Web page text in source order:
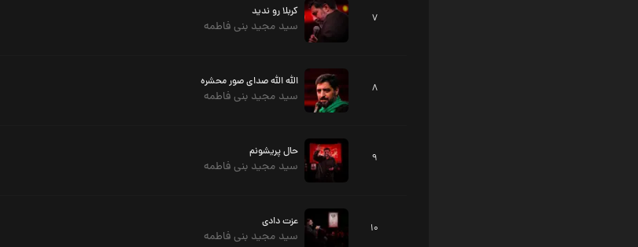
7 کربلا رو ندید
سید مجید بنی فاطمه
8 الله الله صدای صور محشره
سید مجید بنی فاطمه
9 حال پریشونم
سید مجید بنی فاطمه
10 عزت دادی
سید مجید بنی فاطمه